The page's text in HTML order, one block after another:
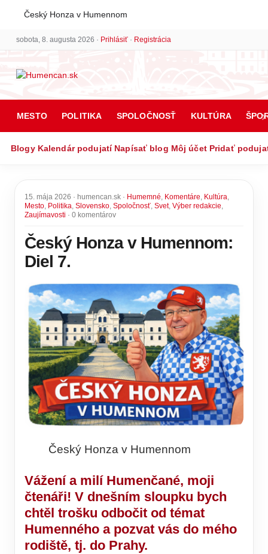
Český Honza v Humennom
sobota, 8. augusta 2026 · Prihlásiť· Registrácia
MESTO POLITIKA SPOLOČNOSŤ KULTÚRA
Blogy Kalendár podujatí Napísať blog Môj účet Pridať
15. mája 2026 · humencan.sk · Humemné, Komentáre, Kultúra,
Mesto, Politika, Slovensko, Spoločnosť, Svet, Výber redakcie,
Zaujímavosti · 0 komentárov
Český Honza v Humennom:
Diel 7.
Český Honza v Humennom
Vážení a milí Humenčané, moji
čtenáři! V dnešním sloupku bych
chtěl trošku odbočit od témat
Humenného a pozvat vás do mého
rodiště, tj. do Prahy.